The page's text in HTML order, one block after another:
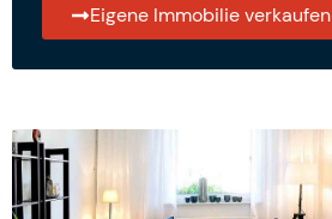
Eigene Immobilie verkaufen